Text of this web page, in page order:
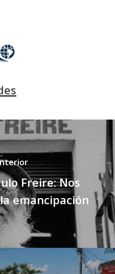
Freire: Nos
emancipación